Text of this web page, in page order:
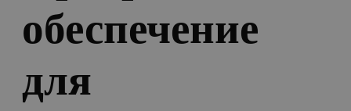
обеспечение
для